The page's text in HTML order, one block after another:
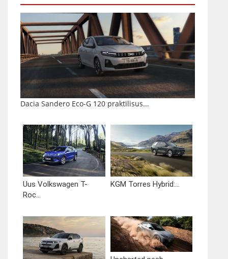
Dacia Sandero Eco-G 120 praktilisus...
Uus Volkswagen T-
Roc...
KGM Torres Hybrid:...